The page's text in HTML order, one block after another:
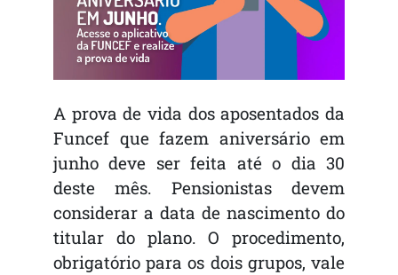
A prova de vida dos aposentados da
Funcef que fazem aniversário em
junho deve ser feita até o dia 30
deste mês. Pensionistas devem
considerar a data de nascimento do
titular do plano. O procedimento,
obrigatório para os dois grupos, vale